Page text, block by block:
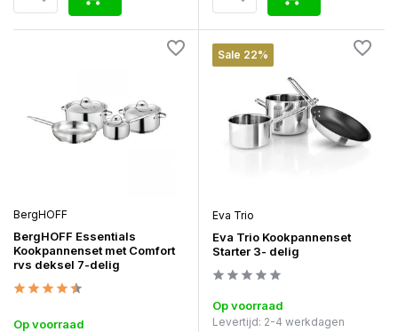
BergHOFF
BergHOFF Essentials
Kookpannenset met Comfort
rvs deksel 7-delig
Op voorraad
Sale 22%
Eva Trio
Eva Trio Kookpannenset
Starter 3- delig
Op voorraad
Levertijd: 2-4 werkdagen